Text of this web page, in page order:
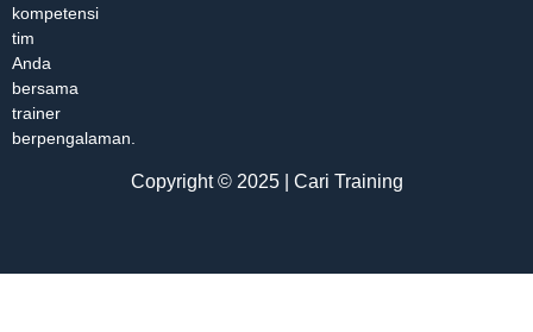
kompetensi
tim
Anda
bersama
trainer
berpengalaman.
Copyright © 2025 | Cari Training